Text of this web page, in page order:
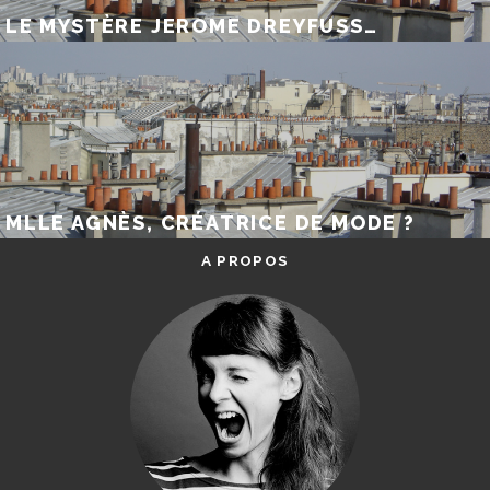
LE MYSTÈRE JEROME DREYFUSS…
MLLE AGNÈS, CRÉATRICE DE MODE ?
A PROPOS